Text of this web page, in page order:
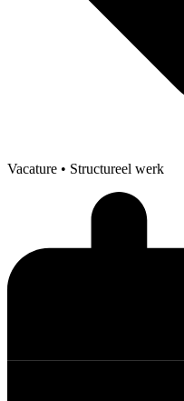
Vacature • Structureel werk